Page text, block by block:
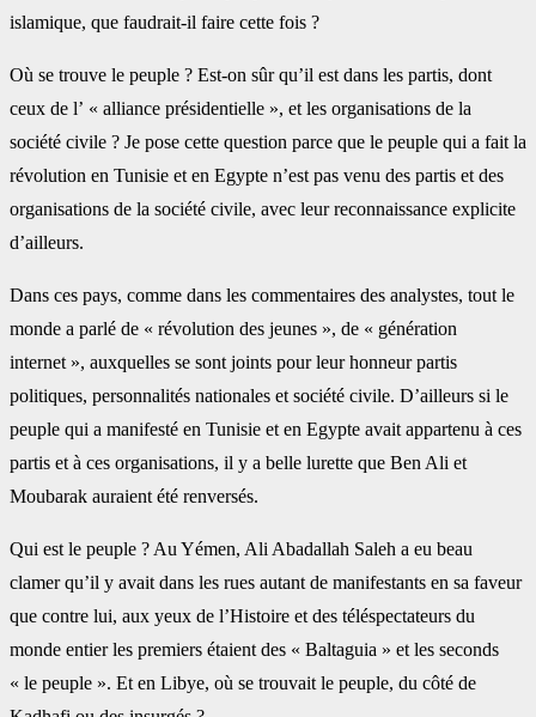
islamique, que faudrait-il faire cette fois ?
Où se trouve le peuple ? Est-on sûr qu’il est dans les partis, dont
ceux de l’ « alliance présidentielle », et les organisations de la
société civile ? Je pose cette question parce que le peuple qui a fait la
révolution en Tunisie et en Egypte n’est pas venu des partis et des
organisations de la société civile, avec leur reconnaissance explicite
d’ailleurs.
Dans ces pays, comme dans les commentaires des analystes, tout le
monde a parlé de « révolution des jeunes », de « génération
internet », auxquelles se sont joints pour leur honneur partis
politiques, personnalités nationales et société civile. D’ailleurs si le
peuple qui a manifesté en Tunisie et en Egypte avait appartenu à ces
partis et à ces organisations, il y a belle lurette que Ben Ali et
Moubarak auraient été renversés.
Qui est le peuple ? Au Yémen, Ali Abadallah Saleh a eu beau
clamer qu’il y avait dans les rues autant de manifestants en sa faveur
que contre lui, aux yeux de l’Histoire et des téléspectateurs du
monde entier les premiers étaient des « Baltaguia » et les seconds
« le peuple ». Et en Libye, où se trouvait le peuple, du côté de